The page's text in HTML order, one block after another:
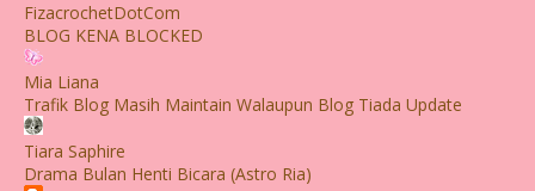
FizacrochetDotCom
BLOG KENA BLOCKED
Mia Liana
Trafik Blog Masih Maintain Walaupun Blog Tiada Update
Tiara Saphire
Drama Bulan Henti Bicara (Astro Ria)